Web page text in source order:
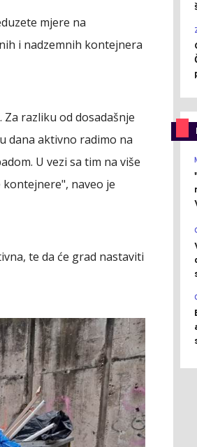
mjere na
i nadzemnih kontejnera
razliku od dosadašnje
dana aktivno radimo na
U vezi sa tim na više
naveo je
te da će grad nastaviti